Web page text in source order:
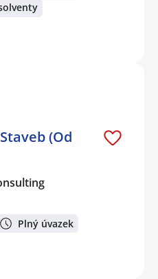
(Od
Plný úvazek